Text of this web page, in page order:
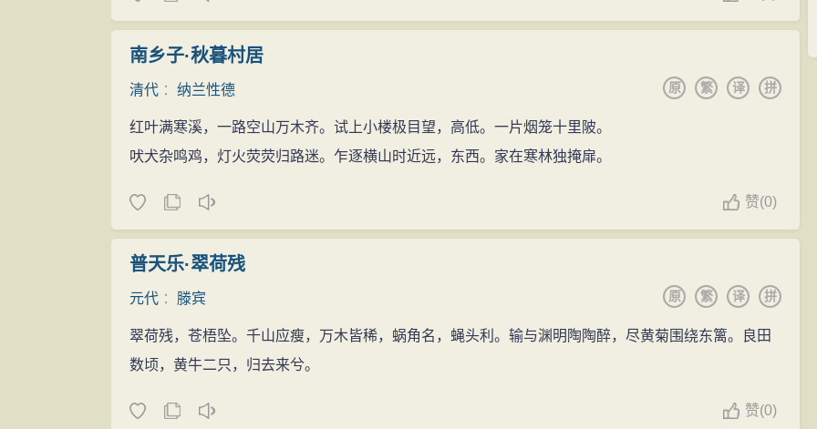
南乡子·秋暮村居
清代 ： 纳兰性德 拼
译
繁
原
红叶满寒溪，一路空山万木齐。试上小楼极目望，高低。一片烟笼十里陂。
吠犬杂鸣鸡，灯火荧荧归路迷。乍逐横山时近远，东西。家在寒林独掩扉。
赞(0)
普天乐·翠荷残
元代 ： 滕宾 拼
译
繁
原
翠荷残，苍梧坠。千山应瘦，万木皆稀，蜗角名，蝇头利。输与渊明陶陶醉，尽黄菊围绕东篱。良田
数顷，黄牛二只，归去来兮。
赞(0)